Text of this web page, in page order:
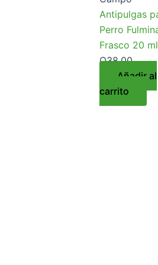
Antipulgas
Perro
Frasco 20 ml
Q38.00
Añadir al
carrito